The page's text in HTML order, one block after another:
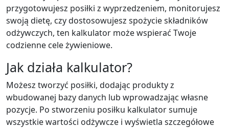
Add
Makaron (ugotowany)
158
calories
5.8g
protein
31g
carbs
Per 100g
g Add
przygotowujesz posiłki z wyprzedzeniem, monitorujesz
swoją dietę, czy dostosowujesz spożycie składników
odżywczych, ten kalkulator może wspierać Twoje
codzienne cele żywieniowe.
Jak działa kalkulator?
Możesz tworzyć posiłki, dodając produkty z
wbudowanej bazy danych lub wprowadzając własne
pozycje. Po stworzeniu posiłku kalkulator sumuje
wszystkie wartości odżywcze i wyświetla szczegółowe